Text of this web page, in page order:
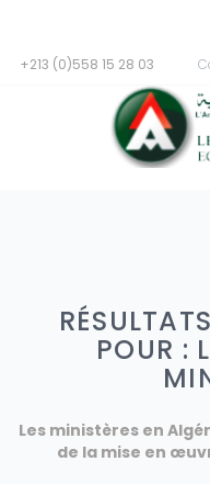
+213 (0)558 15 28 03
POUR :
Les ministères en
de la mise en